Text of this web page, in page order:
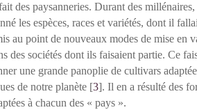
des paysanneries. Durant des
les espèces, races et variétés, dont il
au point de nouveaux modes de mise en
des sociétés dont ils faisaient partie. Ce
une grande panoplie de cultivars
de notre planète [3]. Il en a résulté des
à chacun des « pays ».